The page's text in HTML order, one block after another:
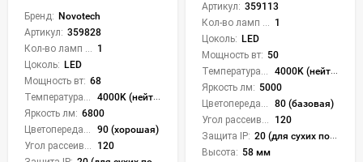
Бренд: Novotech
Артикул: 359828
1
Цоколь: LED
Мощность вт: 68
4000K (нейтральный)
Яркость лм: 6800
90 (хорошая)
120
Артикул: 359113
Кол-во ламп или LED: 1
Цоколь: LED
Мощность вт: 50
Температура света:
4000K (нейтральный)
Яркость лм: 5000
Цветопередача (CRI):
80 (базовая)
Угол рассеивания света °:
120
Защита IP: 20 (для сухих пом.)
Высота: 58 мм